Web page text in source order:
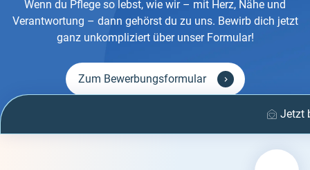
Jetzt
Wenn du Pflege so lebst, wie wir – mit Herz, Nähe und
Verantwortung – dann gehörst du zu uns. Bewirb dich jetzt
ganz unkompliziert über unser Formular!
Zum Bewerbungsformular